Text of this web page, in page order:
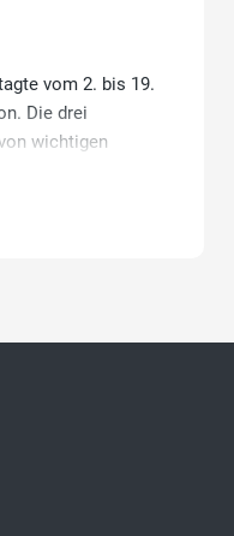
vom 2. bis 19.
Die drei
wichtigen
Session für mich
Nach zehn